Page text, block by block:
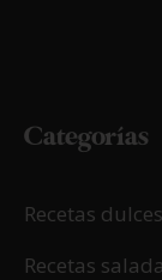
Categorías
Recetas dulces
Recetas